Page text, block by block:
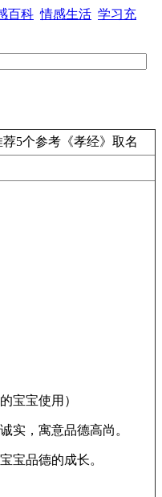
百科 情感生活 学习充
5个参考《孝经》取名
宝宝使用）
实，寓意品德高尚。
宝品德的成长。